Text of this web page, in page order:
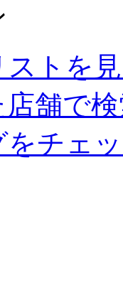
トを
舗で
をチェ